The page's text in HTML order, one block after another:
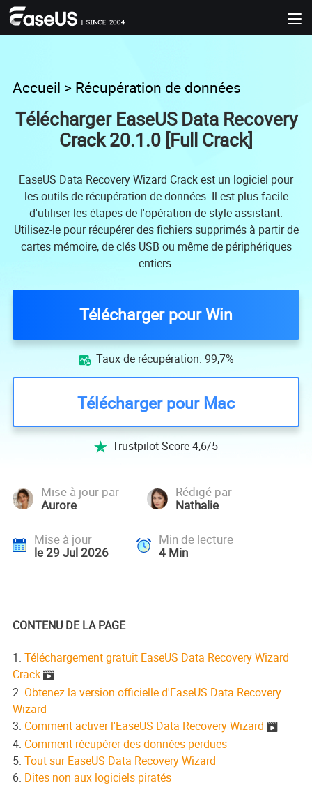
Accueil > Récupération de données
Télécharger EaseUS Data Recovery
Crack 20.1.0 [Full Crack]
EaseUS Data Recovery Wizard Crack est un logiciel pour
les outils de récupération de données. Il est plus facile
d'utiliser les étapes de l'opération de style assistant.
Utilisez-le pour récupérer des fichiers supprimés à partir de
cartes mémoire, de clés USB ou même de périphériques
entiers.
Télécharger pour Win
 Taux de récupération: 99,7%
Télécharger pour Mac
 Trustpilot Score 4,6/5
Mise à jour par
Aurore
Rédigé par
Nathalie
Mise à jour
le 29 Jul 2026
Min de lecture
4Min
CONTENU DE LA PAGE
1. Téléchargement gratuit EaseUS Data Recovery Wizard
Crack 
2. Obtenez la version officielle d'EaseUS Data Recovery
Wizard
3. Comment activer l'EaseUS Data Recovery Wizard 
4. Comment récupérer des données perdues
5. Tout sur EaseUS Data Recovery Wizard
6. Dites non aux logiciels piratés